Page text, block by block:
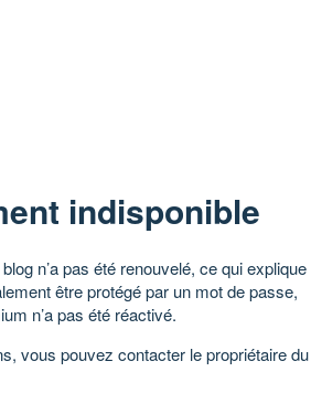
indisponible
n’a pas été renouvelé, ce qui explique
être protégé par un mot de passe,
n’a pas été réactivé.
vous pouvez contacter le propriétaire du